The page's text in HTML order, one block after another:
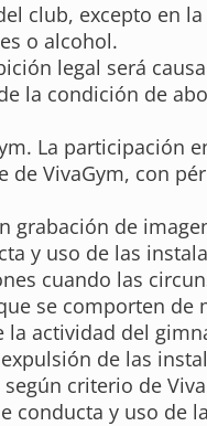
club, excepto en
o alcohol.
legal será
la condición de
La participación
VivaGym, con
grabación de
y uso de las
cuando las
se comporten
actividad del
de las
criterio de
conducta y uso de